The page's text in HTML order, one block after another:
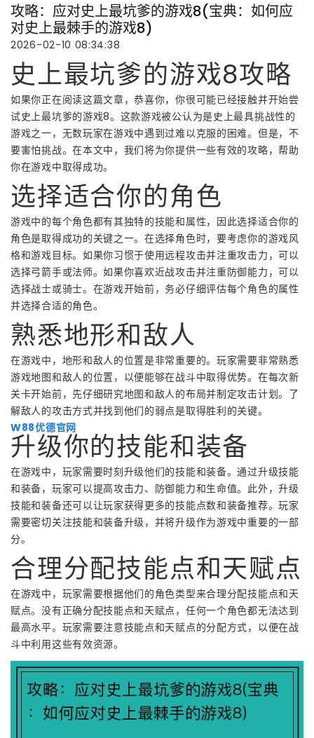
攻略：应对史上最坑爹的游戏8(宝典：如何应
对史上最棘手的游戏8)
2026-02-10 08:34:38
史上最坑爹的游戏8攻略
如果你正在阅读这篇文章，恭喜你，你很可能已经接触并开始尝
试史上最坑爹的游戏8。这款游戏被公认为是史上最具挑战性的
游戏之一，无数玩家在游戏中遇到过难以克服的困难。但是，不
要害怕挑战。在本文中，我们将为你提供一些有效的攻略，帮助
你在游戏中取得成功。
选择适合你的角色
游戏中的每个角色都有其独特的技能和属性，因此选择适合你的
角色是取得成功的关键之一。在选择角色时，要考虑你的游戏风
格和游戏目标。如果你习惯于使用远程攻击并注重攻击力，可以
选择弓箭手或法师。如果你喜欢近战攻击并注重防御能力，可以
选择战士或骑士。在游戏开始前，务必仔细评估每个角色的属性
并选择合适的角色。
熟悉地形和敌人
在游戏中，地形和敌人的位置是非常重要的。玩家需要非常熟悉
游戏地图和敌人的位置，以便能够在战斗中取得优势。在每次新
关卡开始前，先仔细研究地图和敌人的布局并制定攻击计划。了
解敌人的攻击方式并找到他们的弱点是取得胜利的关键。
W88优德官网
升级你的技能和装备
在游戏中，玩家需要时刻升级他们的技能和装备。通过升级技能
和装备，玩家可以提高攻击力、防御能力和生命值。此外，升级
技能和装备还可以让玩家获得更多的技能点数和装备推荐。玩家
需要密切关注技能和装备升级，并将升级作为游戏中重要的一部
分。
合理分配技能点和天赋点
在游戏中，玩家需要根据他们的角色类型来合理分配技能点和天
赋点。没有正确分配技能点和天赋点，任何一个角色都无法达到
最高水平。玩家需要注意技能点和天赋点的分配方式，以便在战
斗中利用这些有效资源。